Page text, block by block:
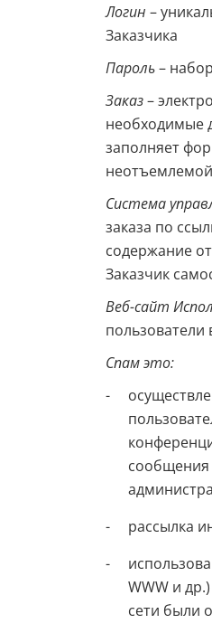
Логин –
Заказчика
Пароль–
Заказ–
необходимые
заполняет
Система
заказа по
содержание
Заказчик
Веб-сайт
пользователи
Спам это:
сообщения
рассылка
WWW и
сети были